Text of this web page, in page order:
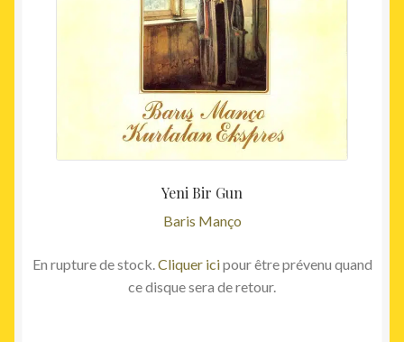
Yeni Bir Gun
Baris Manço
En rupture de stock. Cliquer icipour être prévenu quand
ce disque sera de retour.